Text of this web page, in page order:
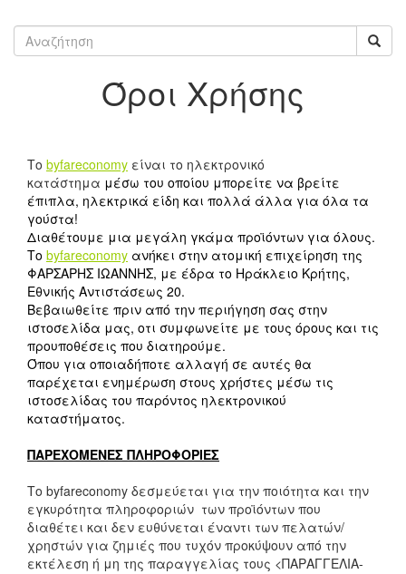
Όροι Χρήσης
Το byfareconomy είναι το ηλεκτρονικό
κατάστημα μέσω του οποίου μπορείτε να βρείτε
έπιπλα, ηλεκτρικά είδη και πολλά άλλα για όλα τα
γούστα!
Διαθέτουμε μια μεγάλη γκάμα προϊόντων για όλους.
Το byfareconomy ανήκει στην ατομική επιχείρηση της
ΦΑΡΣΑΡΗΣ ΙΩΑΝΝΗΣ, με έδρα το Ηράκλειο Κρήτης,
Εθνικής Αντιστάσεως 20.
Βεβαιωθείτε πριν από την περιήγηση σας στην
ιστοσελίδα μας, οτι συμφωνείτε με τους όρους και τις
προυποθέσεις που διατηρούμε.
Όπου για οποιαδήποτε αλλαγή σε αυτές θα
παρέχεται ενημέρωση στους χρήστες μέσω τις
ιστοσελίδας του παρόντος ηλεκτρονικού
καταστήματος.
ΠΑΡΕΧΟΜΕΝΕΣ ΠΛΗΡΟΦΟΡΙΕΣ
Το byfareconomy δεσμεύεται για την ποιότητα και την
εγκυρότητα πληροφοριών των προϊόντων που
διαθέτει και δεν ευθύνεται έναντι των πελατών/
χρηστών για ζημιές που τυχόν προκύψουν από την
εκτέλεση ή μη της παραγγελίας τους <ΠΑΡΑΓΓΕΛΙΑ-